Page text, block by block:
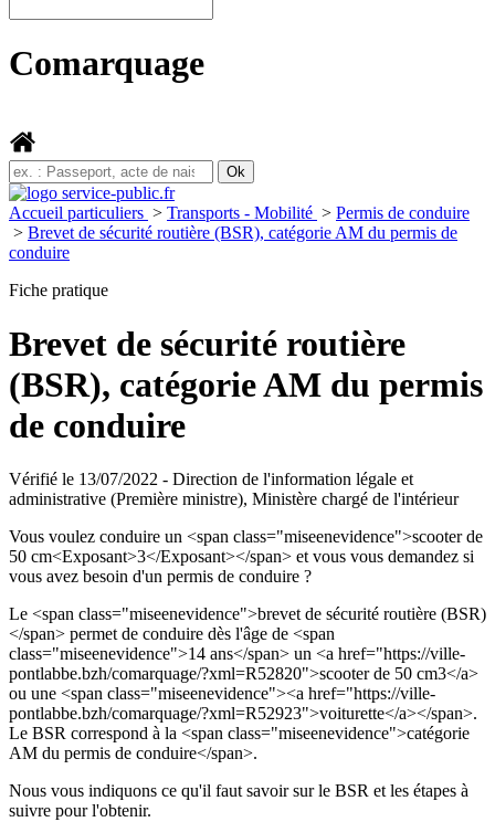
Comarquage
Accueil particuliers > Transports - Mobilité > Permis de conduire
> Brevet de sécurité routière (BSR), catégorie AM du permis de
conduire
Fiche pratique
Brevet de sécurité routière
(BSR), catégorie AM du permis
de conduire
Vérifié le 13/07/2022 - Direction de l'information légale et
administrative (Première ministre), Ministère chargé de l'intérieur
Vous voulez conduire un <span class="miseenevidence">scooter de
50 cm<Exposant>3</Exposant></span> et vous vous demandez si
vous avez besoin d'un permis de conduire ?
Le <span class="miseenevidence">brevet de sécurité routière (BSR)
</span> permet de conduire dès l'âge de <span
class="miseenevidence">14 ans</span> un <a href="https://ville-
pontlabbe.bzh/comarquage/?xml=R52820">scooter de 50 cm3</a>
ou une <span class="miseenevidence"><a href="https://ville-
pontlabbe.bzh/comarquage/?xml=R52923">voiturette</a></span>.
Le BSR correspond à la <span class="miseenevidence">catégorie
AM du permis de conduire</span>.
Nous vous indiquons ce qu'il faut savoir sur le BSR et les étapes à
suivre pour l'obtenir.